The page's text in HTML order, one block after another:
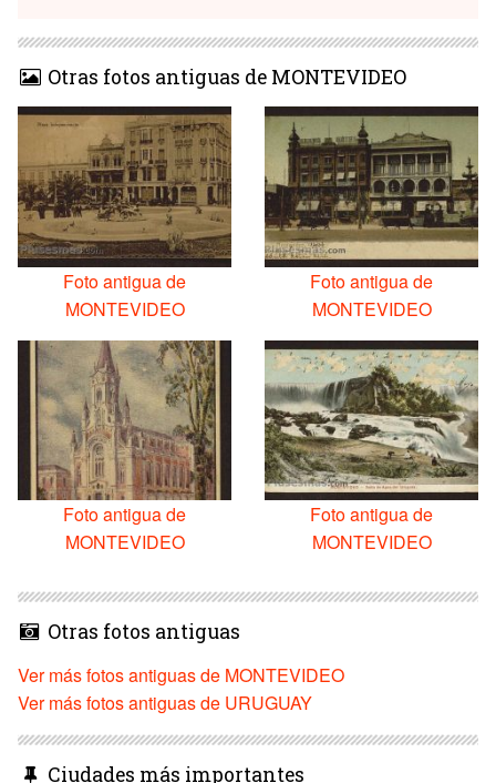
Otras fotos antiguas de MONTEVIDEO
Foto antigua de
MONTEVIDEO
Foto antigua de
MONTEVIDEO
Foto antigua de
MONTEVIDEO
Foto antigua de
MONTEVIDEO
Otras fotos antiguas
Ver más fotos antiguas de MONTEVIDEO
Ver más fotos antiguas de URUGUAY
Ciudades más importantes